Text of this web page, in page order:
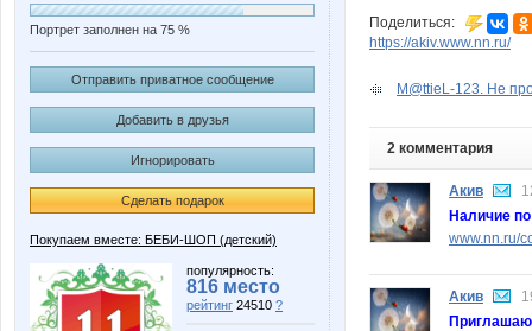
Портрет заполнен на 75 %
Отправить приватное сообщение
Добавить в друзья
Игнорировать
Сделать подарок
Покупаем вместе: БЕБИ-ШОП (детский)
популярность:
816 место
рейтинг 24510 ?
Поделиться:
https://akiv.www.nn.ru/
M@ttieL-123. Не
2 комментария
Акив
Наличие
www.nn.ru/
Акив
Приглашаю